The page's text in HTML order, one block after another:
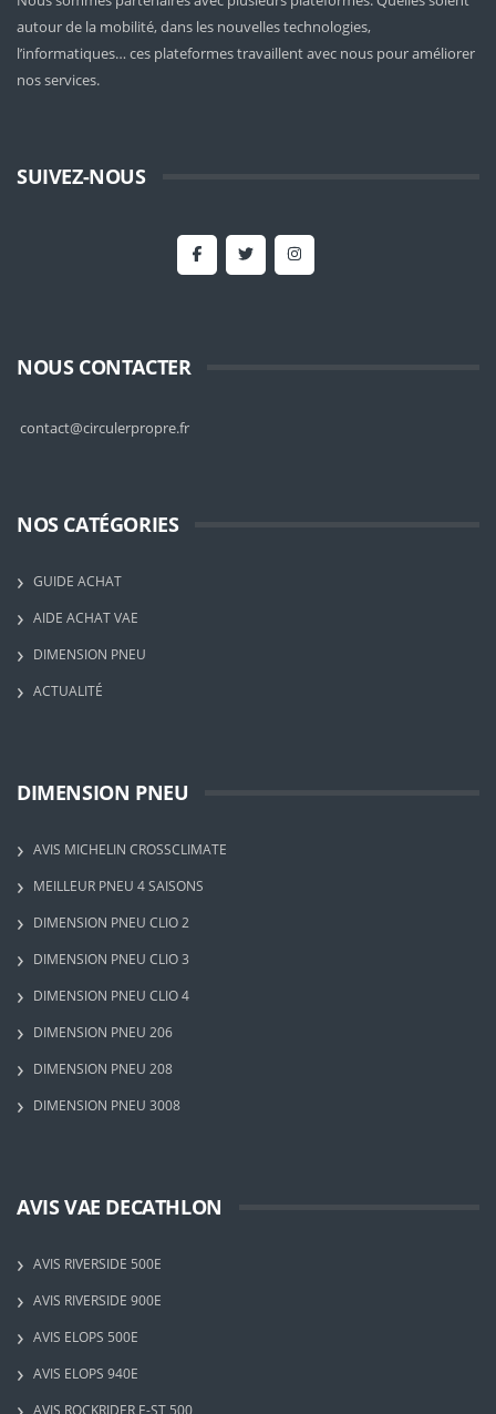
autour de la mobilité, dans les nouvelles technologies,
l’informatiques… ces plateformes travaillent avec nous pour améliorer
nos services.
SUIVEZ-NOUS
NOUS CONTACTER
contact@circulerpropre.fr
NOS CATÉGORIES
GUIDE ACHAT
AIDE ACHAT VAE
DIMENSION PNEU
ACTUALITÉ
DIMENSION PNEU
AVIS MICHELIN CROSSCLIMATE
MEILLEUR PNEU 4 SAISONS
DIMENSION PNEU CLIO 2
DIMENSION PNEU CLIO 3
DIMENSION PNEU CLIO 4
DIMENSION PNEU 206
DIMENSION PNEU 208
DIMENSION PNEU 3008
AVIS VAE DECATHLON
AVIS RIVERSIDE 500E
AVIS RIVERSIDE 900E
AVIS ELOPS 500E
AVIS ELOPS 940E
AVIS ROCKRIDER E-ST 500